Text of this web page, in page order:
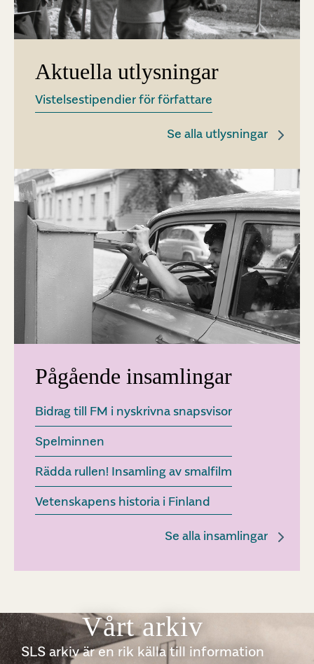
Aktuella utlysningar
Vistelsestipendier för författare
Se alla utlysningar
Pågående insamlingar
Bidrag till FM i nyskrivna snapsvisor
Spelminnen
Rädda rullen! Insamling av smalfilm
Vetenskapens historia i Finland
Se alla insamlingar
Vårt arkiv
SLS arkiv är en rik källa till information